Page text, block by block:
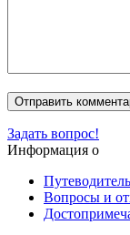
Задать вопрос!
Информация о
Вопросы и